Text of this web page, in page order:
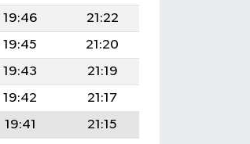
19:46
21:22
19:45
21:20
19:43
21:19
19:42
21:17
19:41
21:15